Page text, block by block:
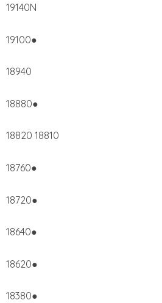
19140N
19100●
18940
18880●
18820 18810
18760●
18720●
18640●
18620●
18380●